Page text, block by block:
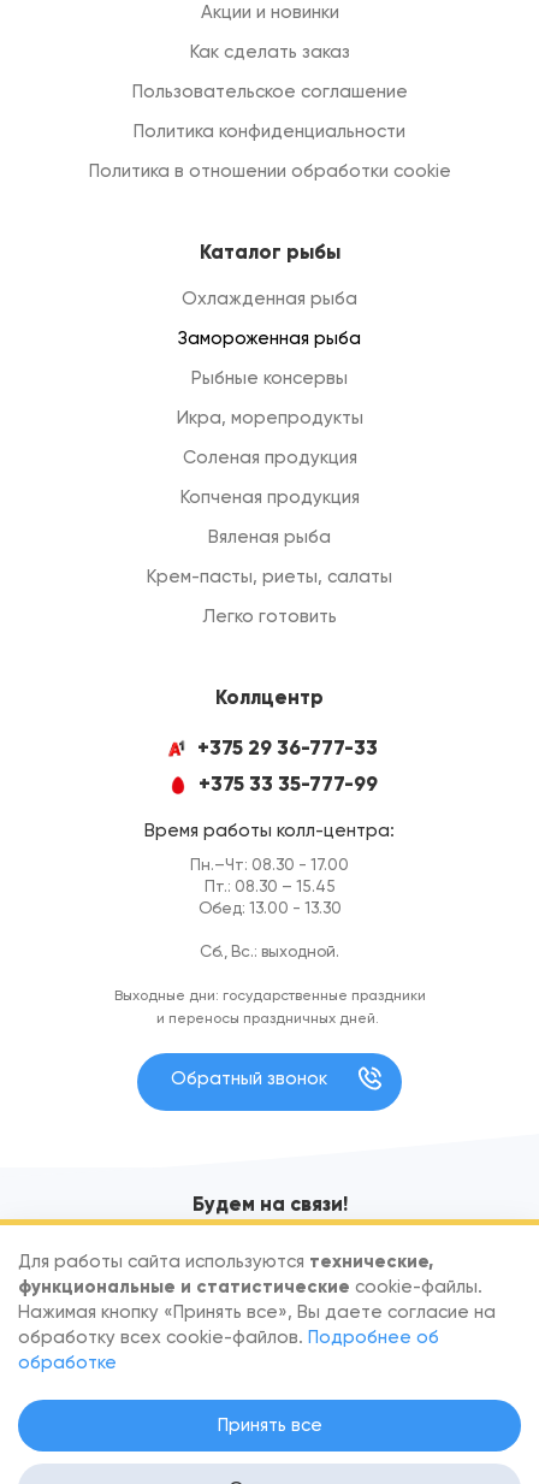
Для работы сайта используются технические,
функциональные и статистические cookie-файлы.
Нажимая кнопку «Принять все», Вы даете согласие на
обработку всех cookie-файлов. Подробнее об
обработке
Принять все
Акции и новинки
Как сделать заказ
Пользовательское соглашение
Политика конфиденциальности
Политика в отношении обработки cookie
Каталог рыбы
Охлажденная рыба
Замороженная рыба
Рыбные консервы
Икра, морепродукты
Соленая продукция
Копченая продукция
Вяленая рыба
Крем-пасты, риеты, салаты
Легко готовить
Коллцентр
+375 29 36-777-33
+375 33 35-777-99
Время работы колл-центра:
Пн.–Чт: 08.30 - 17.00
Пт.: 08.30 – 15.45
Обед: 13.00 - 13.30
Сб., Вс.: выходной.
Выходные дни: государственные праздники
и переносы праздничных дней.
Обратный звонок
Будем на связи!
По вопросам сотрудничества обращайтесьinfo@goodfish.by.
Настройка согласия на файлы Cookie
Политика в отношении обработки персональных данных. Вся
информация на сайте — собственность интернет-магазина